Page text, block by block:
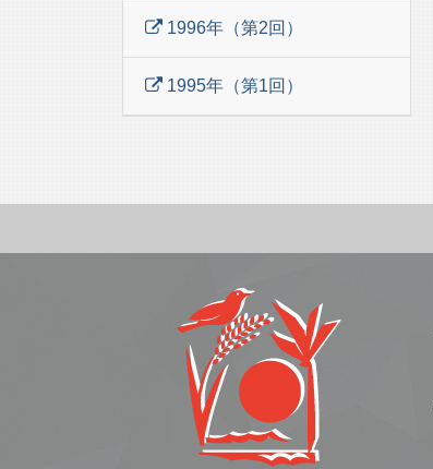
1996年（第2回）
1995年（第1回）